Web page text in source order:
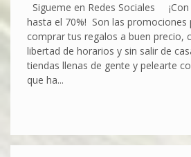
Sigueme en Redes Sociales
hasta el 70%! Son las promociones
comprar tus regalos a buen precio,
libertad de horarios y sin salir de
tiendas llenas de gente y pelearte
que ha...